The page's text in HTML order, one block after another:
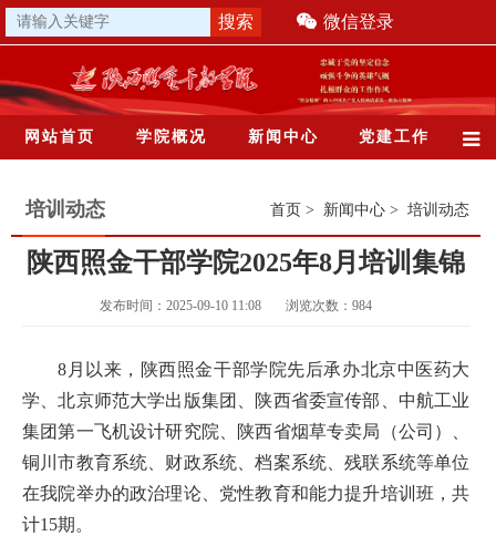
微信登录
网站首页 学院概况 新闻中心 党建工作
首页 > 新闻中心 > 培训动态
培训动态
陕西照金干部学院2025年8月培训集锦
发布时间：2025-09-10 11:08 浏览次数：984
8月以来，陕西照金干部学院先后承办北京中医药大
学、北京师范大学出版集团、陕西省委宣传部、中航工业
集团第一飞机设计研究院、陕西省烟草专卖局（公司）、
铜川市教育系统、财政系统、档案系统、残联系统等单位
在我院举办的政治理论、党性教育和能力提升培训班，共
计15期。